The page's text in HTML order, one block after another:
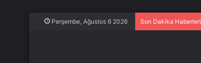
Perşembe, Ağustos 6 2026 Son Dakika Haberleri